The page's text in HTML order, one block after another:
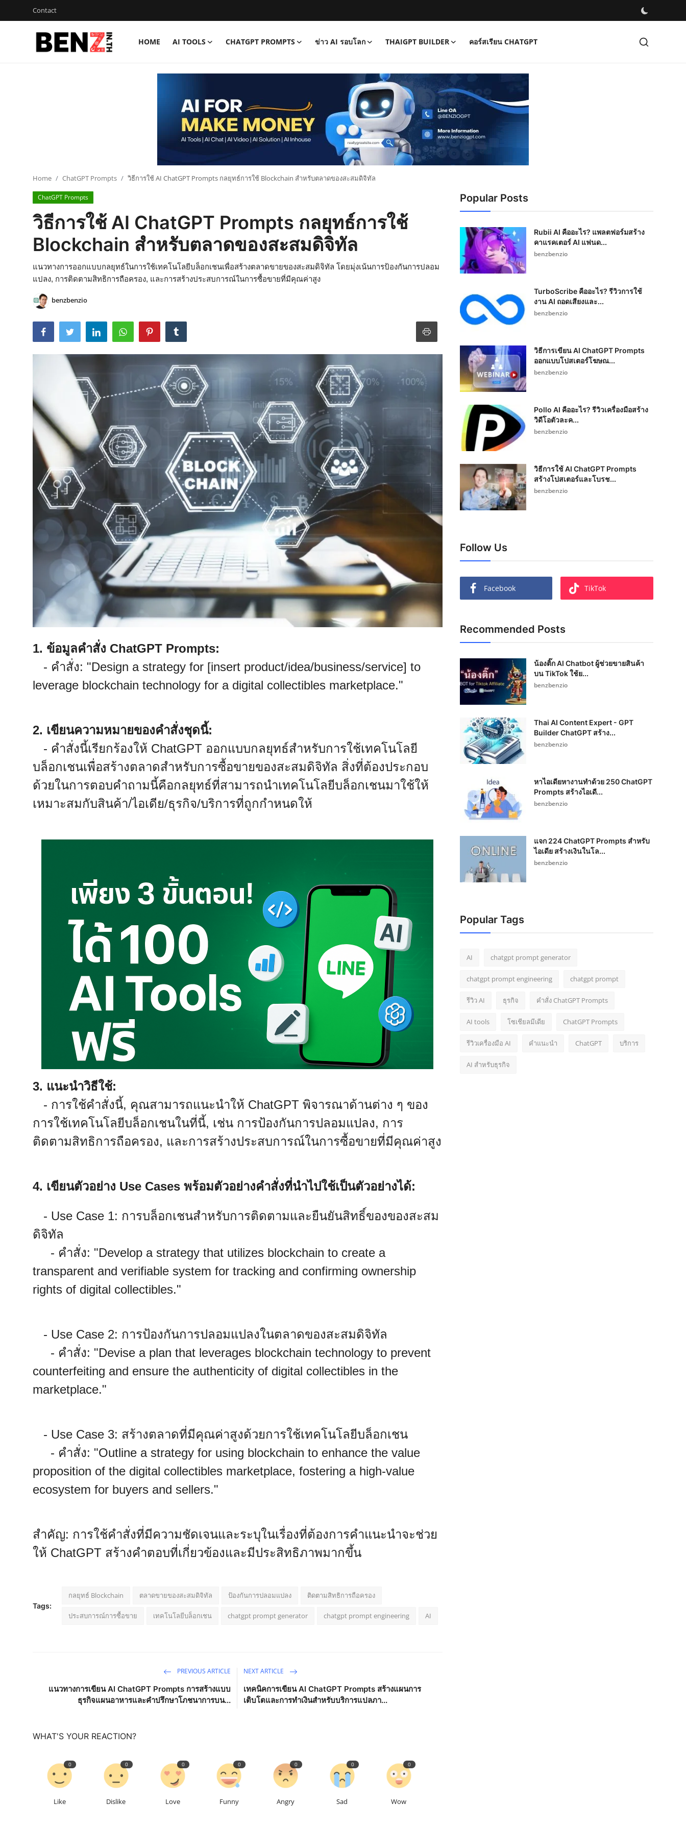
Contact
HOME AI TOOLS CHATGPT PROMPTS ข่าว AI รอบโลก THAIGPT BUILDER คอร์สเรียน CHATGPT
ThaiGPT Builder
คอร์สเรียน ChatGPT
Home ChatGPT Prompts วิธีการใช้ AI ChatGPT Prompts กลยุทธ์การใช้ Blockchain สำหรับตลาดของสะสมดิจิทัล
ChatGPT Prompts
วิธีการใช้ AI ChatGPT Prompts กลยุทธ์การใช้
Blockchain สำหรับตลาดของสะสมดิจิทัล
แนวทางการออกแบบกลยุทธ์ในการใช้เทคโนโลยีบล็อกเชนเพื่อสร้างตลาดขายของสะสมดิจิทัล โดยมุ่งเน้นการป้องกันการปลอม
แปลง, การติดตามสิทธิการถือครอง, และการสร้างประสบการณ์ในการซื้อขายที่มีคุณค่าสูง
benzbenzio
1. ข้อมูลคำสั่ง ChatGPT Prompts:
- คำสั่ง: "Design a strategy for [insert product/idea/business/service] to
leverage blockchain technology for a digital collectibles marketplace."
2. เขียนความหมายของคำสั่งชุดนี้:
- คำสั่งนี้เรียกร้องให้ ChatGPT ออกแบบกลยุทธ์สำหรับการใช้เทคโนโลยี
บล็อกเชนเพื่อสร้างตลาดสำหรับการซื้อขายของสะสมดิจิทัล สิ่งที่ต้องประกอบ
ด้วยในการตอบคำถามนี้คือกลยุทธ์ที่สามารถนำเทคโนโลยีบล็อกเชนมาใช้ให้
เหมาะสมกับสินค้า/ไอเดีย/ธุรกิจ/บริการที่ถูกกำหนดให้
3. แนะนำวิธีใช้:
- การใช้คำสั่งนี้, คุณสามารถแนะนำให้ ChatGPT พิจารณาด้านต่าง ๆ ของ
การใช้เทคโนโลยีบล็อกเชนในที่นี้, เช่น การป้องกันการปลอมแปลง, การ
ติดตามสิทธิการถือครอง, และการสร้างประสบการณ์ในการซื้อขายที่มีคุณค่าสูง
4. เขียนตัวอย่าง Use Cases พร้อมตัวอย่างคำสั่งที่นำไปใช้เป็นตัวอย่างได้:
- Use Case 1: การบล็อกเชนสำหรับการติดตามและยืนยันสิทธิ์ของของสะสม
ดิจิทัล
- คำสั่ง: "Develop a strategy that utilizes blockchain to create a
transparent and verifiable system for tracking and confirming ownership
rights of digital collectibles."
- Use Case 2: การป้องกันการปลอมแปลงในตลาดของสะสมดิจิทัล
- คำสั่ง: "Devise a plan that leverages blockchain technology to prevent
counterfeiting and ensure the authenticity of digital collectibles in the
marketplace."
- Use Case 3: สร้างตลาดที่มีคุณค่าสูงด้วยการใช้เทคโนโลยีบล็อกเชน
- คำสั่ง: "Outline a strategy for using blockchain to enhance the value
proposition of the digital collectibles marketplace, fostering a high-value
ecosystem for buyers and sellers."
สำคัญ: การใช้คำสั่งที่มีความชัดเจนและระบุในเรื่องที่ต้องการคำแนะนำจะช่วย
ให้ ChatGPT สร้างคำตอบที่เกี่ยวข้องและมีประสิทธิภาพมากขึ้น
Tags:
กลยุทธ์ Blockchain ตลาดขายของสะสมดิจิทัล ป้องกันการปลอมแปลง ติดตามสิทธิการถือครอง
ประสบการณ์การซื้อขาย เทคโนโลยีบล็อกเชน chatgpt prompt generator chatgpt prompt engineering AI
PREVIOUS ARTICLE
แนวทางการเขียน AI ChatGPT Prompts การสร้างแบบ
ธุรกิจแผนอาหารและคำปรึกษาโภชนาการบน...
NEXT ARTICLE
เทคนิคการเขียน AI ChatGPT Prompts สร้างแผนการ
เติบโตและการทำเงินสำหรับบริการแปลภา...
WHAT'S YOUR REACTION?
0
Like
0
Dislike
0
Love
0
Funny
0
Angry
0
Sad
0
Wow
Popular Posts
Rubii AI คืออะไร? แพลตฟอร์มสร้าง
คาแรคเตอร์ AI แฟนด...
benzbenzio
TurboScribe คืออะไร? รีวิวการใช้
งาน AI ถอดเสียงและ...
benzbenzio
วิธีการเขียน AI ChatGPT Prompts
ออกแบบโปสเตอร์โฆษณ...
benzbenzio
Pollo AI คืออะไร? รีวิวเครื่องมือสร้าง
วิดีโอตัวละค...
benzbenzio
วิธีการใช้ AI ChatGPT Prompts
สร้างโปสเตอร์และโบรช...
benzbenzio
Follow Us
Facebook TikTok
Recommended Posts
น้องติ๊ก AI Chatbot ผู้ช่วยขายสินค้า
บน TikTok ใช้ย...
benzbenzio
Thai AI Content Expert - GPT
Builder ChatGPT สร้าง...
benzbenzio
หาไอเดียหางานทำด้วย 250 ChatGPT
Prompts สร้างไอเดี...
benzbenzio
แจก 224 ChatGPT Prompts สำหรับ
ไอเดีย สร้างเงินในโล...
benzbenzio
Popular Tags
AI chatgpt prompt generator
chatgpt prompt engineering chatgpt prompt
รีวิว AI ธุรกิจ คำสั่ง ChatGPT Prompts
AI tools โซเชียลมีเดีย ChatGPT Prompts
รีวิวเครื่องมือ AI คำแนะนำ ChatGPT บริการ
AI สำหรับธุรกิจ